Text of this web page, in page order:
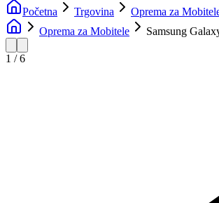
Početna Trgovina Oprema za
Oprema za Mobitele
Samsung
1 /6